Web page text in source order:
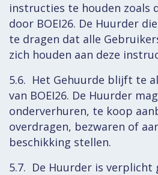
instructies te houden zoals
door BOEI26. De Huurder
te dragen dat alle
zich houden aan deze
5.6. Het Gehuurde blijft te
van BOEI26. De Huurder
onderverhuren, te koop
overdragen, bezwaren of
beschikking stellen.
5.7. De Huurder is verplicht